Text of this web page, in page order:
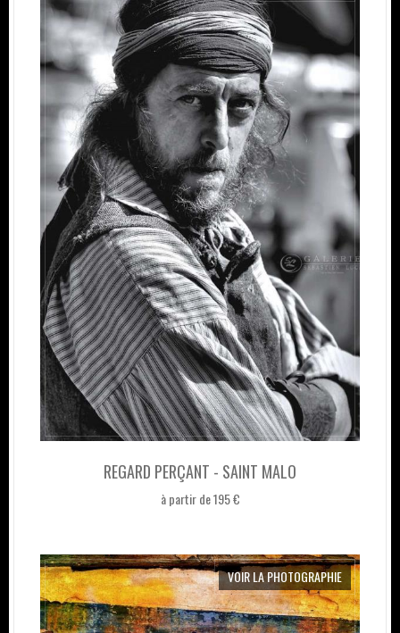
REGARD PERÇANT - SAINT MALO
à partir de 195 €
VOIR LA PHOTOGRAPHIE